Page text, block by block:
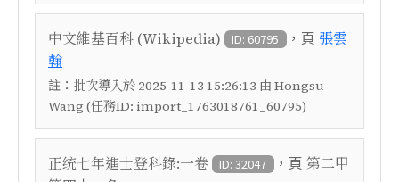
中文維基百科 (Wikipedia) ID: 60795 ，頁 張雲
翰
註： 批次導入於 2025-11-13 15:26:13 由 Hongsu
Wang (任務ID: import_1763018761_60795)
正统七年進士登科錄:一卷 ID: 32047 ，頁 第二甲